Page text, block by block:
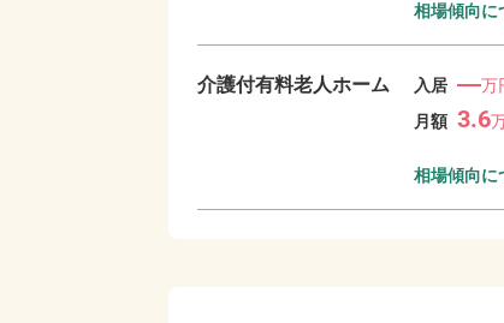
相場傾向に
介護付有料老人ホーム 入居 ―万
月額 3.6
相場傾向に